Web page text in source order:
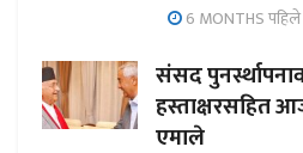
6 MONTHS पहिले
संसद
हस्ताक्षरसहित
एमाले